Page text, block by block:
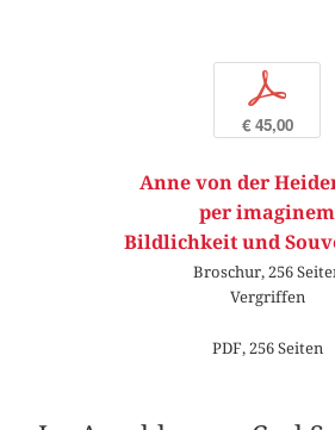
p
€ 45,00
Anne von der
per imaginem
Bildlichkeit und
Broschur, 256
Vergriffen
PDF, 256 Seiten